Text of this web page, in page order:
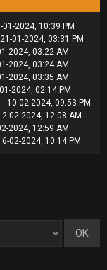
01-2024, 10:39 PM
01-2024, 03:31 PM
2024, 03:22 AM
2024, 03:24 AM
2024, 03:35 AM
2024, 02:14 PM
- 10-02-2024, 09:53 PM
02-2024, 12:08 AM
2024, 12:59 AM
02-2024, 10:14 PM